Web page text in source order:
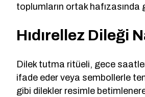
toplumların ortak hafızasında
Hıdırellez Dileği
Dilek tutma ritüeli, gece
ifade eder veya sembollerle
gibi dilekler resimle